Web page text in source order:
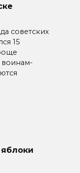
советских
15
воинам-